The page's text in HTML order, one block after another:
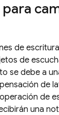
para
de
de
se debe a
de
de
una